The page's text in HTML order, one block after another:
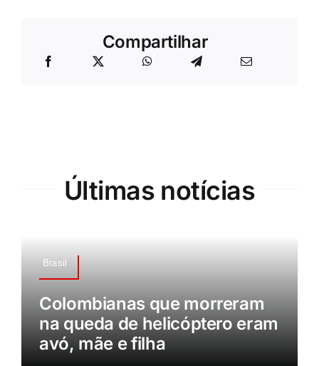
Compartilhar
Últimas notícias
Brasil
Colombianas que morreram
na queda de helicóptero eram
avó, mãe e filha